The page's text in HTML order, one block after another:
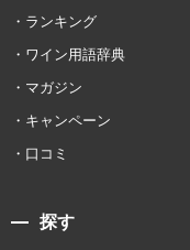
ランキング
ワイン用語辞典
マガジン
キャンペーン
口コミ
探す